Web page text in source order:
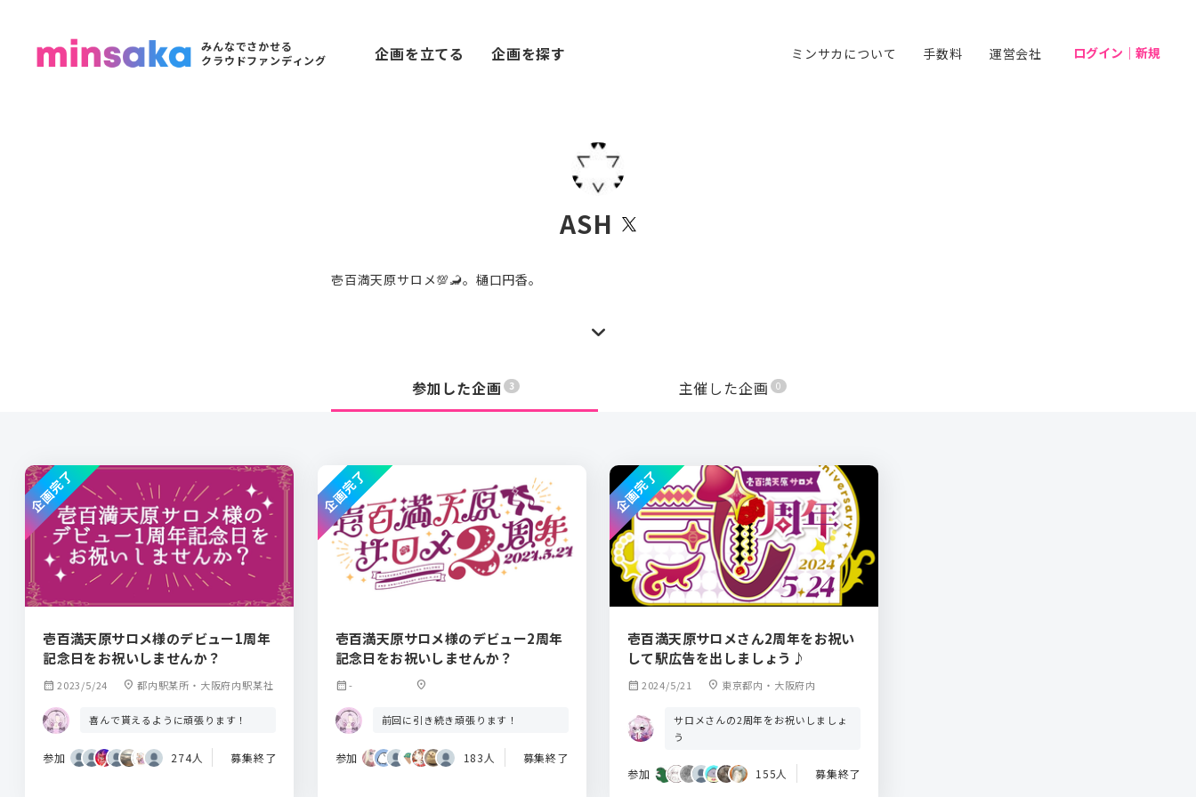
みんなでさかせる
クラウドファンディング
企画を立てる 企画を探す ミンサカについて 手数料 運営会社 ログイン｜新規
ASH
壱百満天原サロメ💯🦂。樋口円香。
参加した企画 3 主催した企画 0
壱百満天原サロメ様のデビュー1周年
記念日をお祝いしませんか？
calendar_month 2023/5/24 location_on 都内駅某所・大阪府内駅某社
喜んで貰えるように頑張ります！
参加 274人 募集終了
企画完了
壱百満天原サロメ様のデビュー2周年
記念日をお祝いしませんか？
calendar_month- location_on
前回に引き続き頑張ります！
参加 183人 募集終了
企画完了
壱百満天原サロメさん2周年をお祝い
して駅広告を出しましょう♪
calendar_month 2024/5/21 location_on 東京都内・大阪府内
サロメさんの2周年をお祝いしましょ
う
参加 155人 募集終了
企画完了